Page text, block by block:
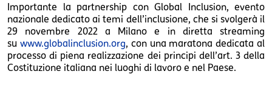
Importante la partnership con Global Inclusion, evento
nazionale dedicato ai temi dell’inclusione, che si svolgerà il
29 novembre 2022 a Milano e in diretta streaming
su www.globalinclusion.org, con una maratona dedicata al
processo di piena realizzazione dei principi dell’art. 3 della
Costituzione italiana nei luoghi di lavoro e nel Paese.